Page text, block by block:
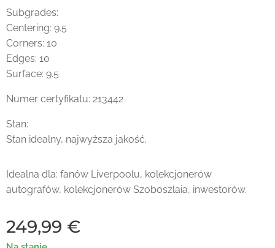
Subgrades:
Centering: 9.5
Corners: 10
Edges: 10
Surface: 9.5
Numer certyfikatu: 213442
Stan:
Stan idealny, najwyższa jakość.
Idealna dla: fanów Liverpoolu, kolekcjonerów
autografów, kolekcjonerów Szoboszlaia, inwestorów.
249,99 €